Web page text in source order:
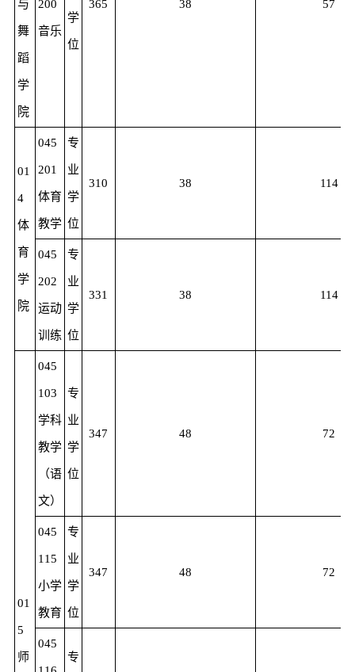
与
舞
蹈
学
院
200
音乐
学
位
365 38 57
01
4
体
育
学
院
045
201
体育
教学
专
业
学
位
310 38 114
045
202
运动
训练
专
业
学
位
331 38 114
01
5
师
045
103
学科
教学
（语
文）
专
业
学
位
347 48 72
045
115
小学
教育
专
业
学
位
347 48 72
045
专